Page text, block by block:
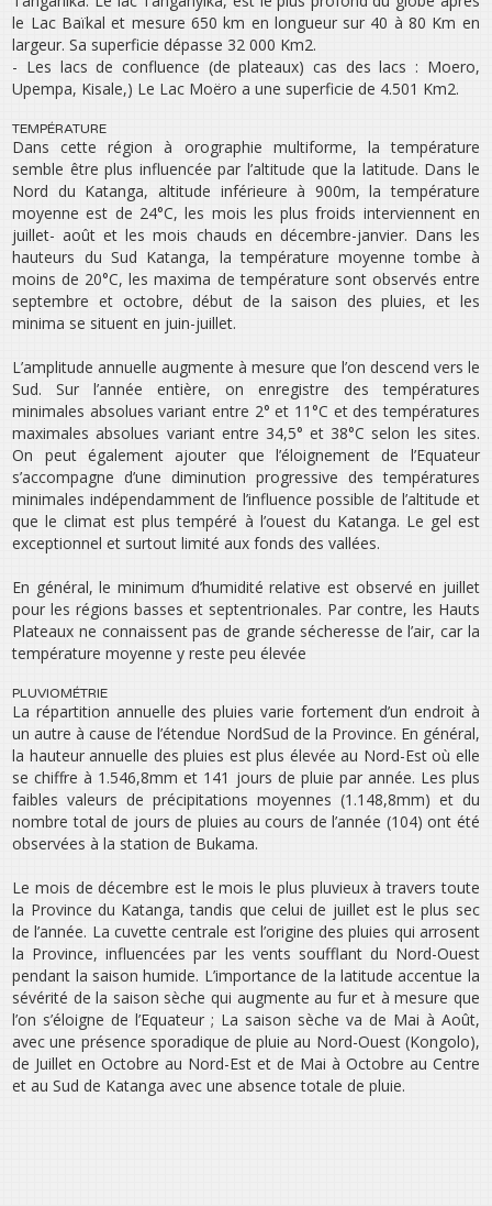
le Lac Baïkal et mesure 650 km en longueur sur 40 à 80 Km en
largeur. Sa superficie dépasse 32 000 Km2.
- Les lacs de confluence (de plateaux) cas des lacs : Moero,
Upempa, Kisale,) Le Lac Moëro a une superficie de 4.501 Km2.
TEMPÉRATURE
Dans cette région à orographie multiforme, la température
semble être plus influencée par l’altitude que la latitude. Dans le
Nord du Katanga, altitude inférieure à 900m, la température
moyenne est de 24°C, les mois les plus froids interviennent en
juillet- août et les mois chauds en décembre-janvier. Dans les
hauteurs du Sud Katanga, la température moyenne tombe à
moins de 20°C, les maxima de température sont observés entre
septembre et octobre, début de la saison des pluies, et les
minima se situent en juin-juillet.
L’amplitude annuelle augmente à mesure que l’on descend vers le
Sud. Sur l’année entière, on enregistre des températures
minimales absolues variant entre 2° et 11°C et des températures
maximales absolues variant entre 34,5° et 38°C selon les sites.
On peut également ajouter que l’éloignement de l’Equateur
s’accompagne d’une diminution progressive des températures
minimales indépendamment de l’influence possible de l’altitude et
que le climat est plus tempéré à l’ouest du Katanga. Le gel est
exceptionnel et surtout limité aux fonds des vallées.
En général, le minimum d’humidité relative est observé en juillet
pour les régions basses et septentrionales. Par contre, les Hauts
Plateaux ne connaissent pas de grande sécheresse de l’air, car la
température moyenne y reste peu élevée
PLUVIOMÉTRIE
La répartition annuelle des pluies varie fortement d’un endroit à
un autre à cause de l’étendue NordSud de la Province. En général,
la hauteur annuelle des pluies est plus élevée au Nord-Est où elle
se chiffre à 1.546,8mm et 141 jours de pluie par année. Les plus
faibles valeurs de précipitations moyennes (1.148,8mm) et du
nombre total de jours de pluies au cours de l’année (104) ont été
observées à la station de Bukama.
Le mois de décembre est le mois le plus pluvieux à travers toute
la Province du Katanga, tandis que celui de juillet est le plus sec
de l’année. La cuvette centrale est l’origine des pluies qui arrosent
la Province, influencées par les vents soufflant du Nord-Ouest
pendant la saison humide. L’importance de la latitude accentue la
sévérité de la saison sèche qui augmente au fur et à mesure que
l’on s’éloigne de l’Equateur ; La saison sèche va de Mai à Août,
avec une présence sporadique de pluie au Nord-Ouest (Kongolo),
de Juillet en Octobre au Nord-Est et de Mai à Octobre au Centre
et au Sud de Katanga avec une absence totale de pluie.